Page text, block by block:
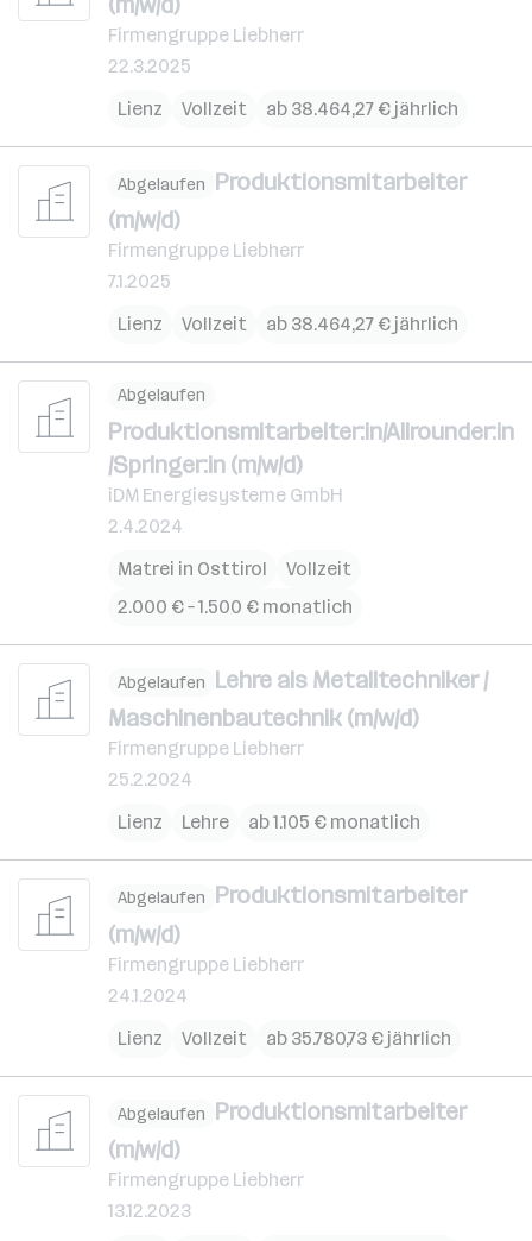
Firmengruppe Liebherr
22.3.2025
Lienz
Vollzeit ab 38.464,27 € jährlich
Abgelaufen Produktionsmitarbeiter
(m/w/d)
Firmengruppe Liebherr
7.1.2025
Lienz
Vollzeit ab 38.464,27 € jährlich
Abgelaufen
Produktionsmitarbeiter:in/Allrounder:in
/Springer:in (m/w/d)
iDM Energiesysteme GmbH
2.4.2024
Matrei in Osttirol
Vollzeit
2.000 € – 1.500 € monatlich
Abgelaufen Lehre als Metalltechniker /
Maschinenbautechnik (m/w/d)
Firmengruppe Liebherr
25.2.2024
Lienz
Lehre ab 1.105 € monatlich
Abgelaufen Produktionsmitarbeiter
(m/w/d)
Firmengruppe Liebherr
24.1.2024
Lienz
Vollzeit ab 35.780,73 € jährlich
Abgelaufen Produktionsmitarbeiter
(m/w/d)
Firmengruppe Liebherr
13.12.2023